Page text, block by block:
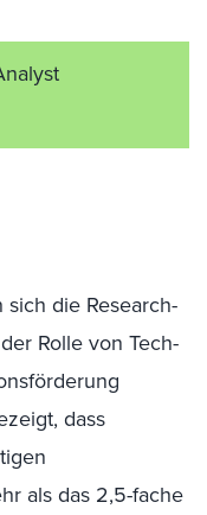
die Research-
Rolle von Tech-
dass
als das 2,5-fache